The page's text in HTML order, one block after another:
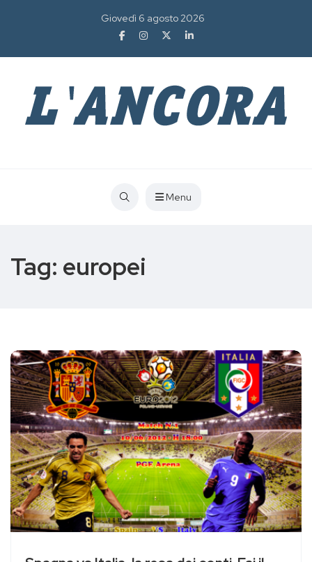
Giovedì 6 agosto 2026
Menu
Tag: europei